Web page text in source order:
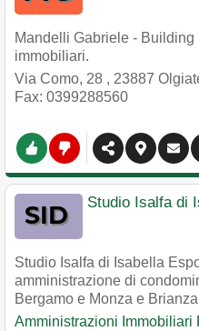
Mandelli Gabriele - Building
immobiliari.
Via Como, 28 , 23887
Fax: 0399288560
Studio Isalfa di
Studio Isalfa di Isabella
amministrazione di
Bergamo e Monza e
Amministrazioni Immobiliari